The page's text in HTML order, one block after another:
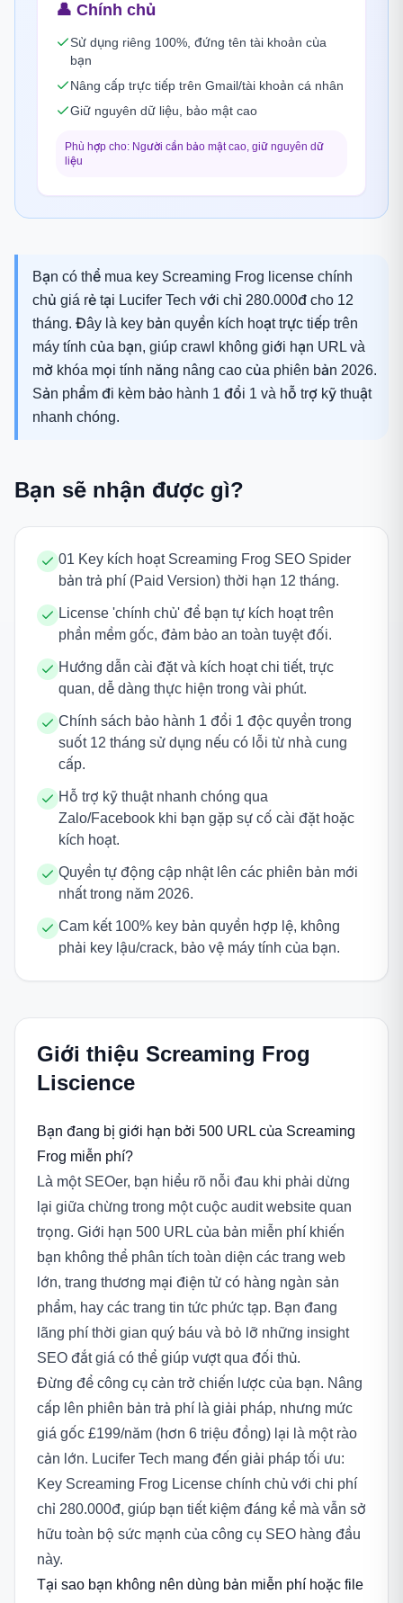
👤 Chính chủ
Sử dụng riêng 100%, đứng tên tài khoản của
bạn
Nâng cấp trực tiếp trên Gmail/tài khoản cá nhân
Giữ nguyên dữ liệu, bảo mật cao
Phù hợp cho: Người cần bảo mật cao, giữ nguyên dữ
liệu
Bạn có thể mua key Screaming Frog license chính
chủ giá rẻ tại Lucifer Tech với chỉ 280.000đ cho 12
tháng. Đây là key bản quyền kích hoạt trực tiếp trên
máy tính của bạn, giúp crawl không giới hạn URL và
mở khóa mọi tính năng nâng cao của phiên bản 2026.
Sản phẩm đi kèm bảo hành 1 đổi 1 và hỗ trợ kỹ thuật
nhanh chóng.
Bạn sẽ nhận được gì?
01 Key kích hoạt Screaming Frog SEO Spider
bản trả phí (Paid Version) thời hạn 12 tháng.
License 'chính chủ' để bạn tự kích hoạt trên
phần mềm gốc, đảm bảo an toàn tuyệt đối.
Hướng dẫn cài đặt và kích hoạt chi tiết, trực
quan, dễ dàng thực hiện trong vài phút.
Chính sách bảo hành 1 đổi 1 độc quyền trong
suốt 12 tháng sử dụng nếu có lỗi từ nhà cung
cấp.
Hỗ trợ kỹ thuật nhanh chóng qua
Zalo/Facebook khi bạn gặp sự cố cài đặt hoặc
kích hoạt.
Quyền tự động cập nhật lên các phiên bản mới
nhất trong năm 2026.
Cam kết 100% key bản quyền hợp lệ, không
phải key lậu/crack, bảo vệ máy tính của bạn.
Giới thiệu Screaming Frog
Liscience
Bạn đang bị giới hạn bởi 500 URL của Screaming
Frog miễn phí?
Là một SEOer, bạn hiểu rõ nỗi đau khi phải dừng
lại giữa chừng trong một cuộc audit website quan
trọng. Giới hạn 500 URL của bản miễn phí khiến
bạn không thể phân tích toàn diện các trang web
lớn, trang thương mại điện tử có hàng ngàn sản
phẩm, hay các trang tin tức phức tạp. Bạn đang
lãng phí thời gian quý báu và bỏ lỡ những insight
SEO đắt giá có thể giúp vượt qua đối thủ.
Đừng để công cụ cản trở chiến lược của bạn. Nâng
cấp lên phiên bản trả phí là giải pháp, nhưng mức
giá gốc £199/năm (hơn 6 triệu đồng) lại là một rào
cản lớn. Lucifer Tech mang đến giải pháp tối ưu:
Key Screaming Frog License chính chủ với chi phí
chỉ 280.000đ, giúp bạn tiết kiệm đáng kể mà vẫn sở
hữu toàn bộ sức mạnh của công cụ SEO hàng đầu
này.
Tại sao bạn không nên dùng bản miễn phí hoặc file